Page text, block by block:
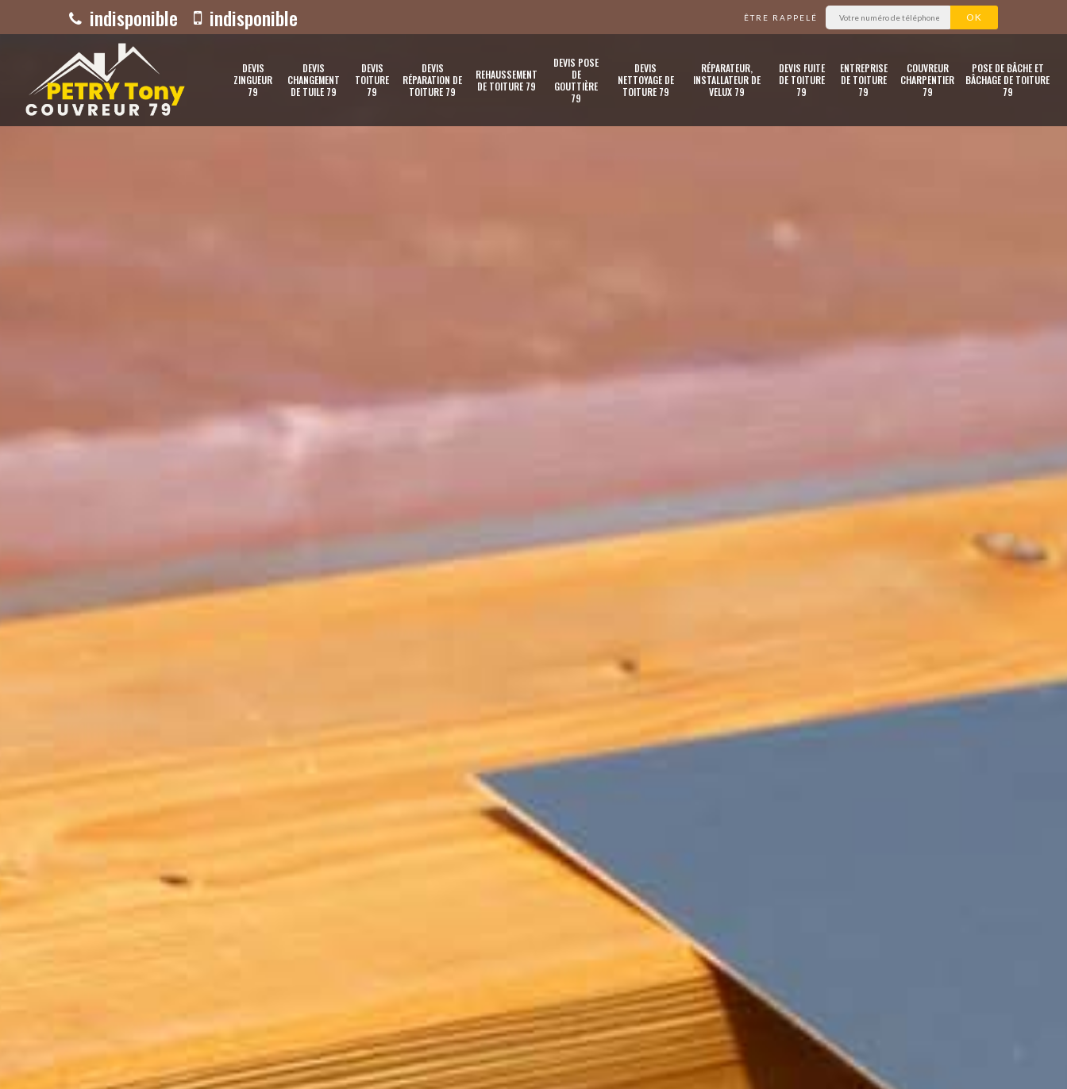
indisponible indisponible ÊTRE RAPPELÉ
DEVIS
ZINGUEUR
79
DEVIS
CHANGEMENT
DE TUILE 79
DEVIS
TOITURE
79
DEVIS
RÉPARATION DE
TOITURE 79
REHAUSSEMENT
DE TOITURE 79
DEVIS POSE
DE
GOUTTIÈRE
79
DEVIS
NETTOYAGE DE
TOITURE 79
RÉPARATEUR,
INSTALLATEUR DE
VELUX 79
DEVIS FUITE
DE TOITURE
79
ENTREPRISE
DE TOITURE
79
COUVREUR
CHARPENTIER
79
POSE DE BÂCHE ET
BÂCHAGE DE TOITURE
79